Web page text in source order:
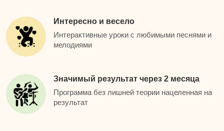
Интересно и весело
Интерактивные уроки с любимыми песнями и
мелодиями
Значимый результат через 2 месяца
Программа без лишней теории нацеленная на
результат